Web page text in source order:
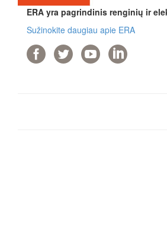
ERA yra pagrindinis renginių ir
Sužinokite daugiau apie ERA